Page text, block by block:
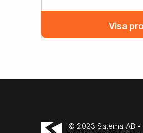
Visa
© 2023 Satema AB